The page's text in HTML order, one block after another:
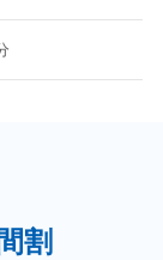
っておりま
割